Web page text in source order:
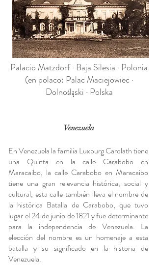
Palacio Matzdorf · Baja Silesia · Polonia
(en polaco: Palac Maciejowiec ·
Dolnośląski · Polska
Venezuela
En Venezuela la familia Luxburg Carolath tiene
una Quinta en la calle Carabobo en
Maracaibo, la calle Carabobo en Maracaibo
tiene una gran relevancia histórica, social y
cultural, esta calle también lleva el nombre de
la histórica Batalla de Carabobo, que tuvo
lugar el 24 de junio de 1821 y fue determinante
para la independencia de Venezuela. La
elección del nombre es un homenaje a esta
batalla y su significado en la historia de
Venezuela.